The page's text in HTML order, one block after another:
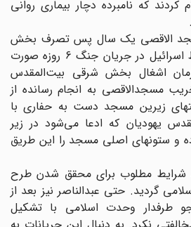
که نامبرده دچار بیماری روانی
الاقصی یک سال پس تصرف بخش
شرقی بیت‌المقدس توسط اسرائیل در جریان جنگ 6 روزه صورت
اشغال بخش شرقی بیت‌المقدس
مسجد‌الاقصی به انجام رسانده از
زیرین مسجد دست به حفاری با
یهودیان که ادعا می‌شود در زیر
و ستونهای اصلی مسجد را این طریق
شرایط مطلوب برای محقق شدن طرح
گردید. حتی عبدالناصر نیز بعد از
طرفدار وحدت اسلامی با تشکیل